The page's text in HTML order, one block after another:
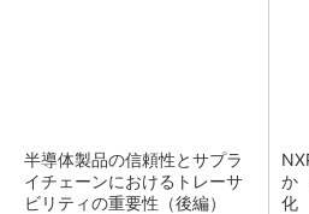
半導体製品の信頼性とサプラ
イチェーンにおけるトレーサ
ビリティの重要性（後編）
か
化